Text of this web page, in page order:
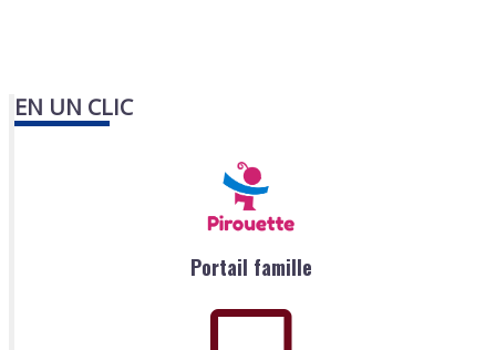
EN UN CLIC
Portail famille